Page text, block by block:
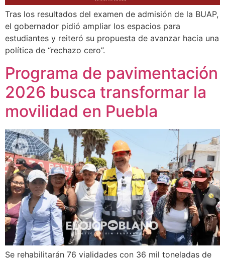
Tras los resultados del examen de admisión de la BUAP,
el gobernador pidió ampliar los espacios para
estudiantes y reiteró su propuesta de avanzar hacia una
política de “rechazo cero”.
Programa de pavimentación
2026 busca transformar la
movilidad en Puebla
Se rehabilitarán 76 vialidades con 36 mil toneladas de